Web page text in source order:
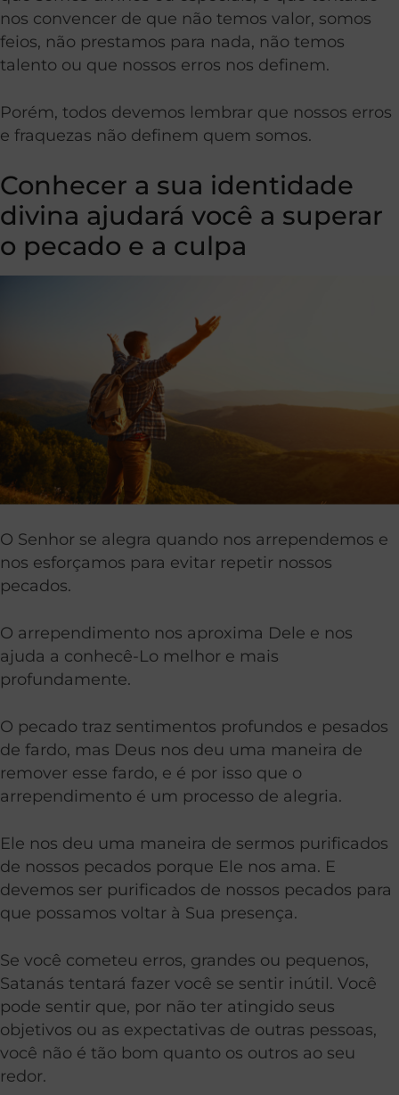
nos convencer de que não temos valor, somos
feios, não prestamos para nada, não temos
talento ou que nossos erros nos definem.
Porém, todos devemos lembrar que nossos erros
e fraquezas não definem quem somos.
Conhecer a sua identidade
divina ajudará você a superar
o pecado e a culpa
O Senhor se alegra quando nos arrependemos e
nos esforçamos para evitar repetir nossos
pecados.
O arrependimento nos aproxima Dele e nos
ajuda a conhecê-Lo melhor e mais
profundamente.
O pecado traz sentimentos profundos e pesados ​​
de fardo, mas Deus nos deu uma maneira de
remover esse fardo, e é por isso que o
arrependimento é um processo de alegria.
Ele nos deu uma maneira de sermos purificados
de nossos pecados porque Ele nos ama. E
devemos ser purificados de nossos pecados para
que possamos voltar à Sua presença.
Se você cometeu erros, grandes ou pequenos,
Satanás tentará fazer você se sentir inútil. Você
pode sentir que, por não ter atingido seus
objetivos ou as expectativas de outras pessoas,
você não é tão bom quanto os outros ao seu
redor.